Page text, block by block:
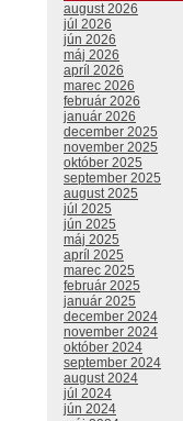
august 2026
júl 2026
jún 2026
máj 2026
apríl 2026
marec 2026
február 2026
január 2026
december 2025
november 2025
október 2025
september 2025
august 2025
júl 2025
jún 2025
máj 2025
apríl 2025
marec 2025
február 2025
január 2025
december 2024
november 2024
október 2024
september 2024
august 2024
júl 2024
jún 2024